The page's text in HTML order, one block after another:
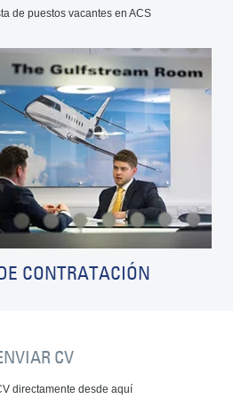
de puestos vacantes en ACS
CONTRATACIÓN
CV
directamente desde aquí